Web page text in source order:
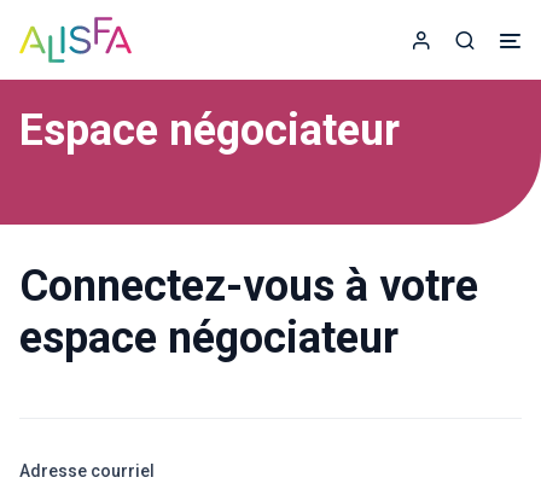
Accueil
Espace
Espace négociateur
Connectez-vous à votre
espace négociateur
Adresse courriel